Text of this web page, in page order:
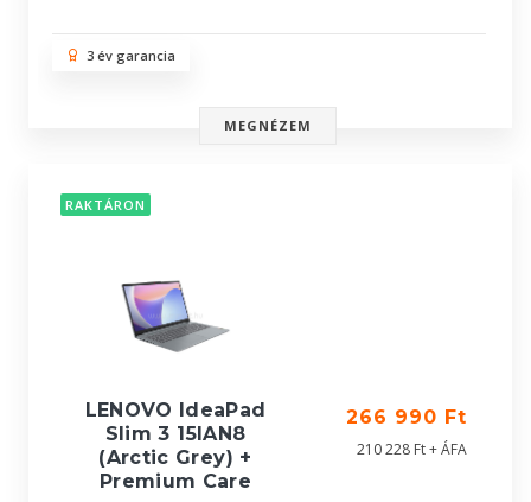
3 év garancia
MEGNÉZEM
RAKTÁRON
LENOVO IdeaPad
Slim 3 15IAN8
(Arctic Grey) +
Premium Care
266 990 Ft
210 228 Ft + ÁFA